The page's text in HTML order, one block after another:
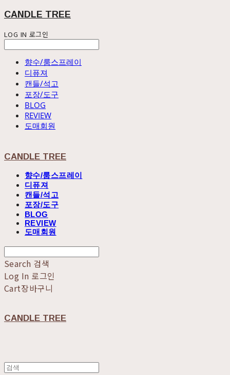
CANDLE TREE
LOG IN 로그인
향수/룸스프레이
디퓨져
캔들/석고
포장/도구
BLOG
REVIEW
도매회원
CANDLE TREE
향수/룸스프레이
디퓨져
캔들/석고
포장/도구
BLOG
REVIEW
도매회원
Search 검색
Log In 로그인
Cart장바구니
CANDLE TREE